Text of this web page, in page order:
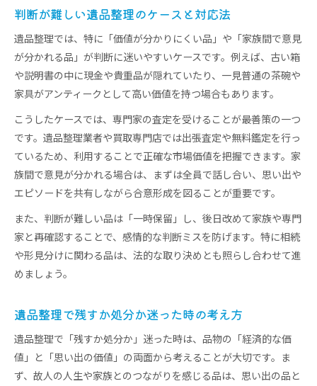
判断が難しい遺品整理のケースと対応法
遺品整理では、特に「価値が分かりにくい品」や「家族間で意見
が分かれる品」が判断に迷いやすいケースです。例えば、古い箱
や説明書の中に現金や貴重品が隠れていたり、一見普通の茶碗や
家具がアンティークとして高い価値を持つ場合もあります。
こうしたケースでは、専門家の査定を受けることが最善策の一つ
です。遺品整理業者や買取専門店では出張査定や無料鑑定を行っ
ているため、利用することで正確な市場価値を把握できます。家
族間で意見が分かれる場合は、まずは全員で話し合い、思い出や
エピソードを共有しながら合意形成を図ることが重要です。
また、判断が難しい品は「一時保留」し、後日改めて家族や専門
家と再確認することで、感情的な判断ミスを防げます。特に相続
や形見分けに関わる品は、法的な取り決めとも照らし合わせて進
めましょう。
遺品整理で残すか処分か迷った時の考え方
遺品整理で「残すか処分か」迷った時は、品物の「経済的な価
値」と「思い出の価値」の両面から考えることが大切です。ま
ず、故人の人生や家族とのつながりを感じる品は、思い出の品と